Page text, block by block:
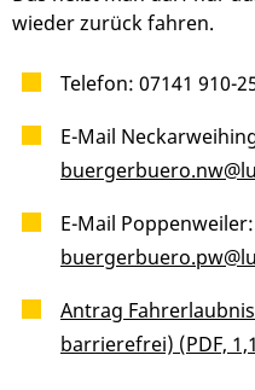
wieder zurück fahren.
Telefon: 07141 910-
E-Mail
E-Mail Poppenweiler:
Antrag
barrierefrei) (PDF, 1,1